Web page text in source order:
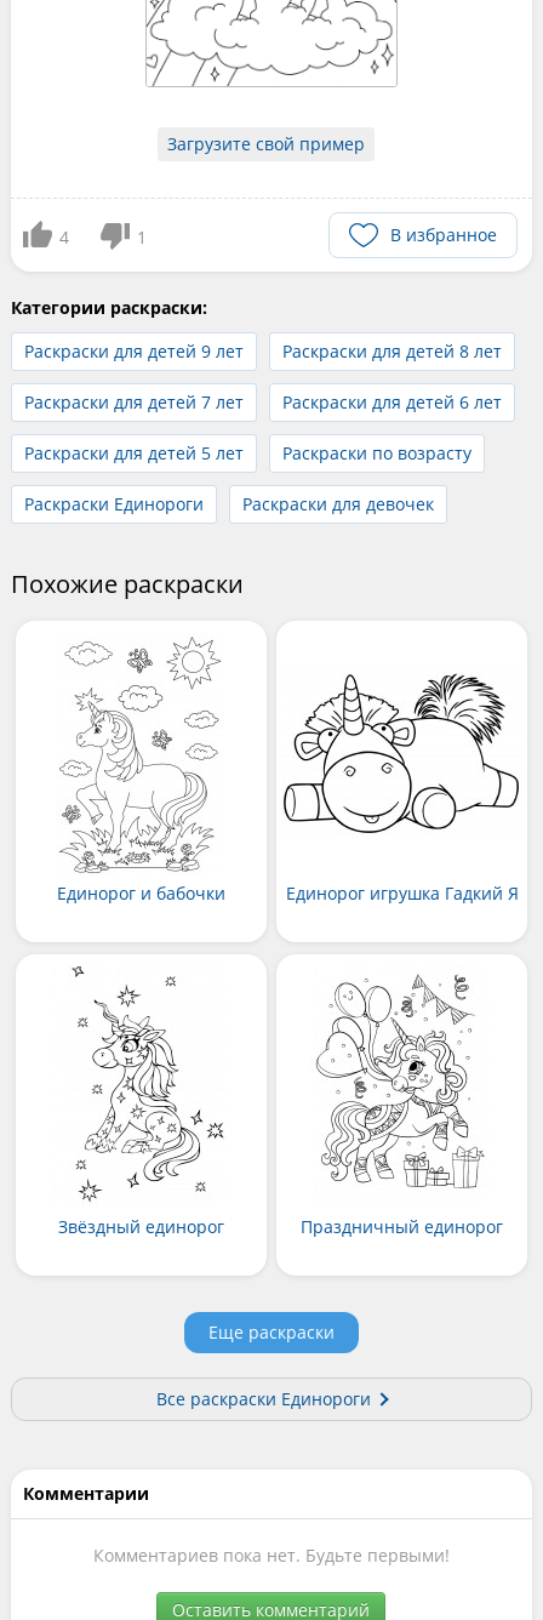
Загрузите свой пример
4 1 В избранное
Категории раскраски:
Раскраски для детей 9 лет
Раскраски для детей 8 лет
Раскраски для детей 7 лет Раскраски для детей 6 лет
Раскраски для детей 5 лет Раскраски по возрасту
Раскраски Единороги Раскраски для девочек
Похожие раскраски
Единорог и бабочки Единорог игрушка Гадкий Я
Звёздный единорог Праздничный единорог
Еще раскраски
Все раскраски Единороги
Комментарии
Комментариев пока нет. Будьте первыми!
Оставить комментарий